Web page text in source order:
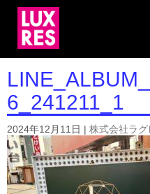
6_241211_1
2024年12月11日 株式会社ラグ